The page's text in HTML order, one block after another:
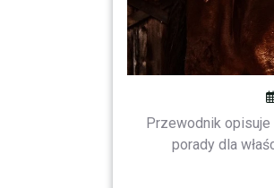
Przewodnik
porady dla